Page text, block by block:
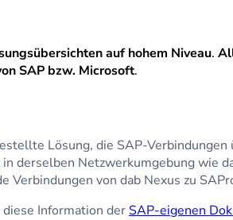
auf hohem Niveau.
SAP bzw. Microsoft.
Lösung, die SAP-
derselben Netzwerkumgebung wie
Verbindungen von dab Nexus zu
Information der SAP-eigenen